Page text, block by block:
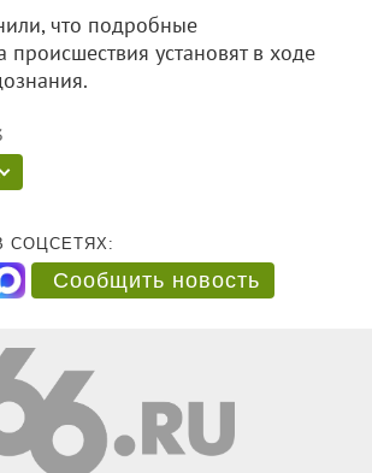
что подробные
происшествия установят в ходе
дознания.
СОЦСЕТЯХ:
Сообщить новость